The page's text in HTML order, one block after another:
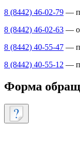
8 (8442) 46-02-79 —
8 (8442) 46-02-63 —
8 (8442) 40-55-47 —
8 (8442) 40-55-12 —
Форма